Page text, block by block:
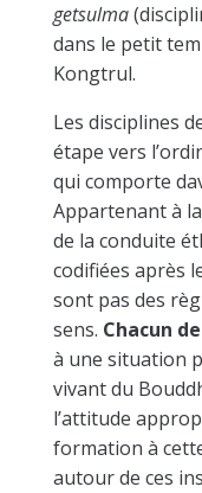
getsulma
dans le petit
Kongtrul.
Les disciplines
étape vers
qui comporte
Appartenant à
de la conduite
codifiées après
sont pas des
sens. Chacun
à une situation
vivant du
l’attitude
formation à
autour de ces